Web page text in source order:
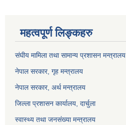
महत्वपूर्ण लिङ्कहरु
संघीय मामिला तथा सामान्य प्रशासन मन्त्रालय
नेपाल सरकार, गृह मन्त्रालय
नेपाल सरकार, अर्थ मन्त्रालय
जिल्ला प्रशासन कार्यालय, दार्चुला
स्वास्थ्य तथा जनसंख्या मन्त्रालय